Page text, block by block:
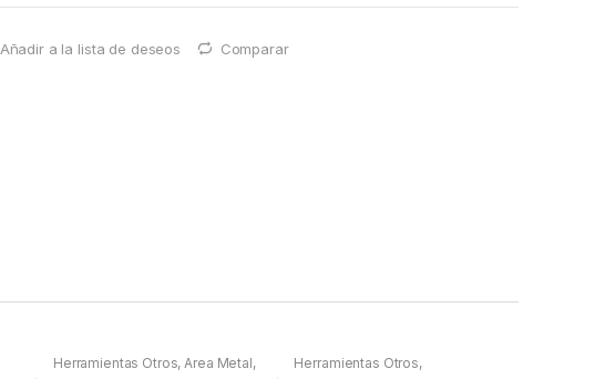
Añadir a la lista de deseos Comparar
Herramientas Otros, Area Metal,
Herramientas Otros,